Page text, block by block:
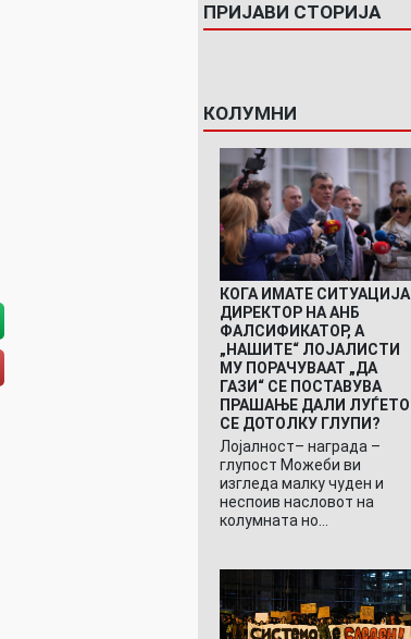
ПРИЈАВИ СТОРИЈА
КОЛУМНИ
КОГА ИМАТЕ СИТУАЦИЈА
ДИРЕКТОР НА АНБ
ФАЛСИФИКАТОР, А
„НАШИТЕ“ ЛОЈАЛИСТИ
МУ ПОРАЧУВААТ „ДА
ГАЗИ“ СЕ ПОСТАВУВА
ПРАШАЊЕ ДАЛИ ЛУЃЕТО
СЕ ДОТОЛКУ ГЛУПИ?
Лојалност– награда –
глупост Можеби ви
изгледа малку чуден и
неспоив насловот на
колумната но…